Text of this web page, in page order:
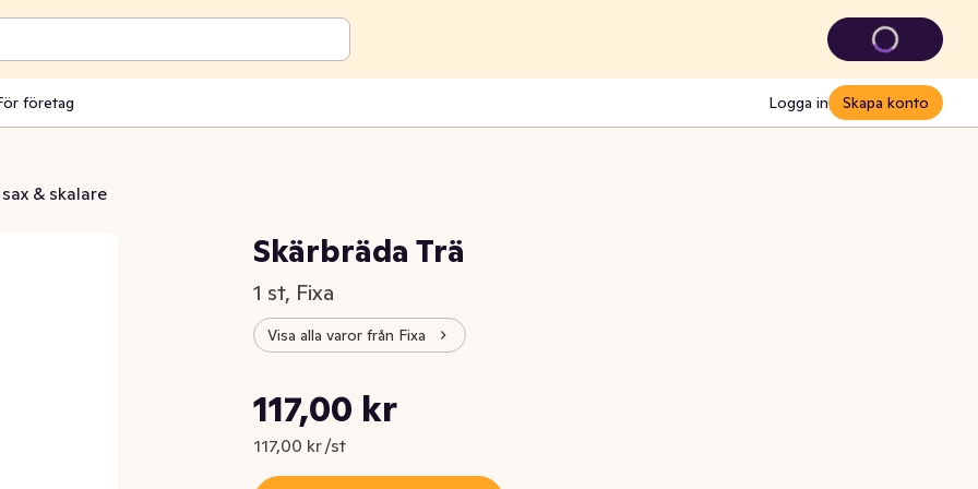
företag Logga in Skapa konto
& skalare
Skärbräda Trä
1 st, Fixa
Visa alla varor från Fixa
Nuvarande pris är: 117,00 kr
117,00 kr
117,00 kr /st
Styckpris: 117,00 kr /st